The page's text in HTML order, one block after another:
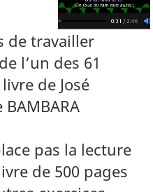
de travailler
l’un des 61
de José
pas la lecture
de 500 pages